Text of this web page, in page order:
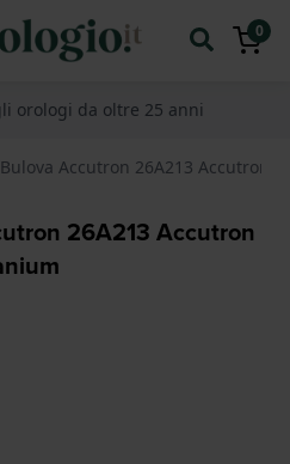
0
orologi da oltre 25 anni
Accutron 26A213 Accutron -
26A213 Accutron